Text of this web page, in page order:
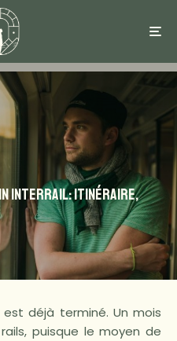
Interrail: Itinéraire,
est déjà terminé. Un mois
puisque le moyen de